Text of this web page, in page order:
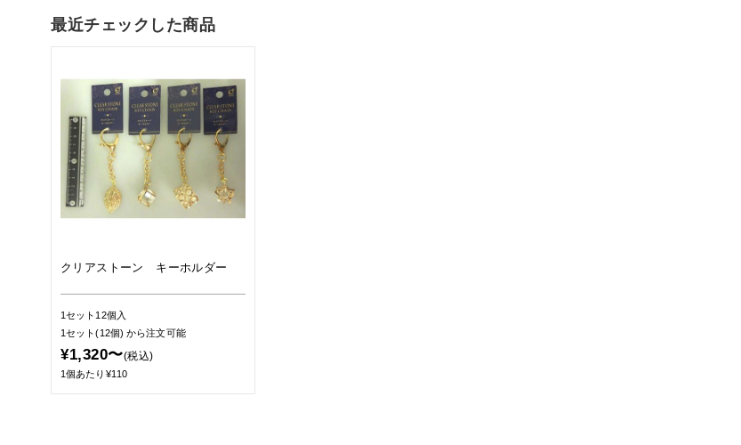
最近チェックした商品
クリアストーン キーホルダー
1セット12個入
1セット(12個)から注文可能
¥1,320〜(税込)
1個あたり¥110